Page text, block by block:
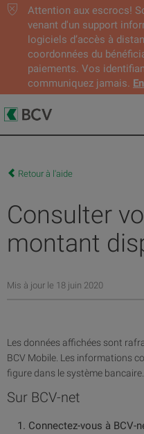
Attention aux escrocs!
venant d'un support
logiciels d’accès à
coordonnées du
paiements. Vos
communiquez jamais.
Retour à l'aide
Consulter
montant
Mis à jour le 18 juin 2020
Les données affichées sont
BCV Mobile. Les informations
figure dans le système bancaire.
Sur BCV-net
Connectez-vous à BCV-